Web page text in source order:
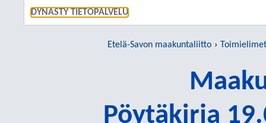
DYNASTY TIETOPALVELU
Etelä-Savon maakuntaliitto Toimielimet
Pöytäkirja